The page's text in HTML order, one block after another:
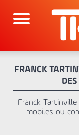
contenu
FRANCK
Franck
mobiles ou